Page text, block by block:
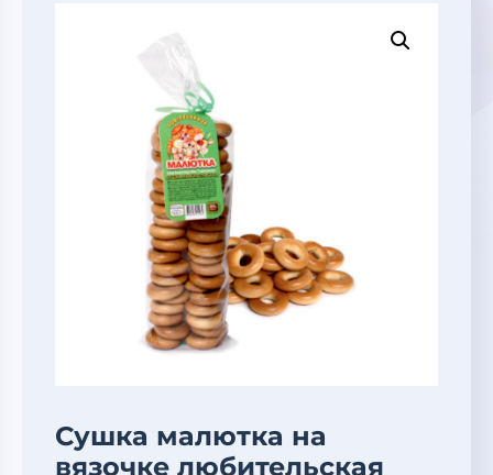
Сушка малютка на
вязочке любительская